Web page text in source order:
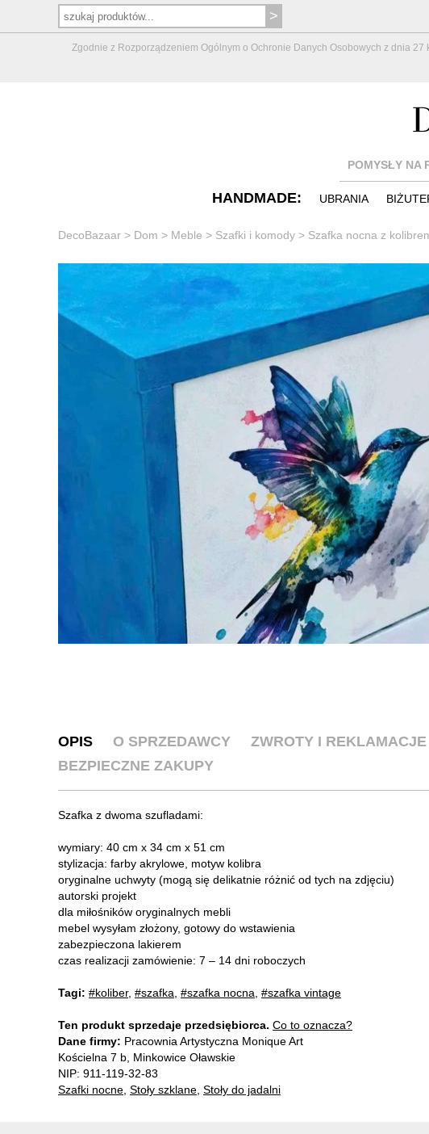
Zgodnie z Rozporządzeniem Ogólnym o Ochronie Danych Osobowych z dnia
POMYSŁY NA
HANDMADE: UBRANIA
DecoBazaar > Dom > Meble > Szafki i komody > Szafka nocna z
OPIS O SPRZEDAWCY ZWROTY I REKLAMACJE
BEZPIECZNE ZAKUPY
Szafka z dwoma szufladami:
wymiary: 40 cm x 34 cm x 51 cm
stylizacja: farby akrylowe, motyw kolibra
oryginalne uchwyty (mogą się delikatnie różnić od tych na zdjęciu)
autorski projekt
dla miłośników oryginalnych mebli
mebel wysyłam złożony, gotowy do wstawienia
zabezpieczona lakierem
czas realizacji zamówienie: 7 – 14 dni roboczych
Tagi: #koliber, #szafka #szafka nocna #szafka vintage
Ten produkt sprzedaje przedsiębiorca. Co to oznacza?
Dane firmy: Pracownia Artystyczna Monique Art
Kościelna 7 b, Minkowice Oławskie
NIP: 911-119-32-83
Szafki nocne Stoły szklane Stoły do jadalni